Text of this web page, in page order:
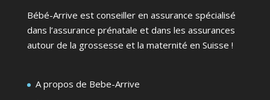
Bébé-Arrive est conseiller en assurance spécialisé
dans l’assurance prénatale et dans les assurances
autour de la grossesse et la maternité en Suisse !
A propos de Bebe-Arrive